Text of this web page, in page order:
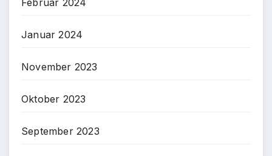
Januar 2024
November 2023
Oktober 2023
September 2023